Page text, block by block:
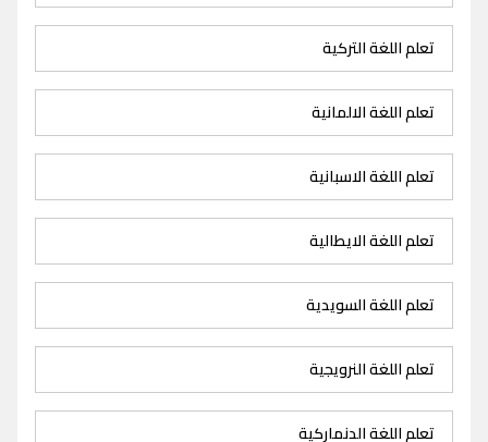
تعلم اللغة التركية
تعلم اللغة الالمانية
تعلم اللغة الاسبانية
تعلم اللغة الايطالية
تعلم اللغة السويدية
تعلم اللغة النرويجية
تعلم اللغة الدنماركية